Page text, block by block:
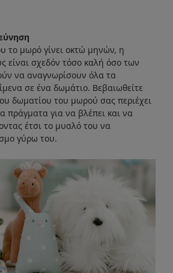
το μωρό γίνει οκτώ μηνών, η
είναι σχεδόν τόσο καλή όσο των
να αναγνωρίσουν όλα τα
σε ένα δωμάτιο. Βεβαιωθείτε
δωματίου του μωρού σας περιέχει
πράγματα για να βλέπει και να
έτσι το μυαλό του να
γύρω του.